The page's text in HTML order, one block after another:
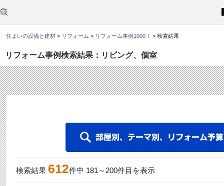
住まいの設備と建材 > リフォーム > リフォーム事例1000！ > 検索結果
リフォーム事例検索結果：リビング、個室
こ
か
ら
文
す
検索結果 612件中 181 ～ 200件目を表示